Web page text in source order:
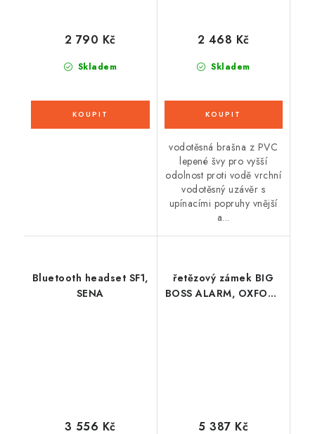
Skladem
2 790 Kč
Skladem
2 468 Kč
vodotěsná brašna z PVC
lepené švy pro vyšší
odolnost proti vodě vrchní
vodotěsný uzávěr s
upínacími popruhy vnější
a...
Bluetooth headset SF1,
SENA
3 556 Kč
řetězový zámek BIG
BOSS ALARM, OXFORD
5 387 Kč